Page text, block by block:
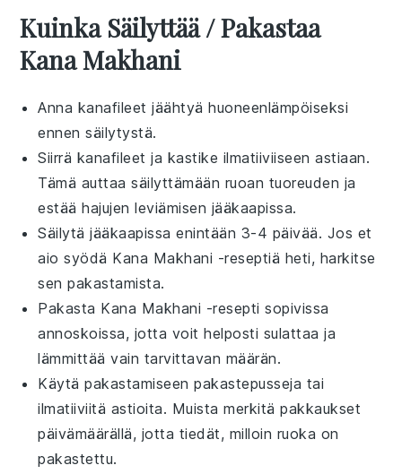
Kuinka Säilyttää / Pakastaa
Kana Makhani
Anna kanafileet jäähtyä huoneenlämpöiseksi
ennen säilytystä.
Siirrä kanafileet ja kastike ilmatiiviiseen astiaan.
Tämä auttaa säilyttämään ruoan tuoreuden ja
estää hajujen leviämisen jääkaapissa.
Säilytä jääkaapissa enintään 3-4 päivää. Jos et
aio syödä Kana Makhani -reseptiä heti, harkitse
sen pakastamista.
Pakasta Kana Makhani -resepti sopivissa
annoskoissa, jotta voit helposti sulattaa ja
lämmittää vain tarvittavan määrän.
Käytä pakastamiseen pakastepusseja tai
ilmatiiviitä astioita. Muista merkitä pakkaukset
päivämäärällä, jotta tiedät, milloin ruoka on
pakastettu.